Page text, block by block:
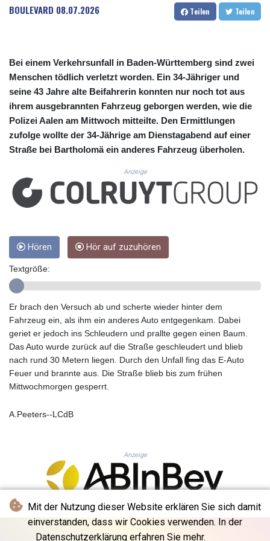
Mit der Nutzung dieser Website erklären Sie sich damit
einverstanden, dass wir Cookies verwenden. In der
Datenschutzerklärung erfahren Sie mehr.
CUC 1.152209
CUP 30.533527
DKK 7.475736
DOP 67.265387
DZD 153.102878
EGP 57.247371
ERN 17.283128
ETB 186.320421
FJD 2.552604
GBP 0.856512
GEL 3.013019
GGP 0.856369
GMD 85.263702
GNF 10137.703095
GYD 241.504196
HNL 30.940078
HRK 7.533599
HTG 150.927975
HUF 365.333043
IDR 20624.533343
ILS 3.472762
ISK 142.468329
JEP 0.856369
JMD 182.981857
JPY 182.455111
KES 149.049537
KGS 100.760472
BOULEVARD 08.07.2026 Teilen Teilen
Bei einem Verkehrsunfall in Baden-Württemberg sind zwei
Menschen tödlich verletzt worden. Ein 34-Jähriger und
seine 43 Jahre alte Beifahrerin konnten nur noch tot aus
ihrem ausgebrannten Fahrzeug geborgen werden, wie die
Polizei Aalen am Mittwoch mitteilte. Den Ermittlungen
zufolge wollte der 34-Jährige am Dienstagabend auf einer
Straße bei Bartholomä ein anderes Fahrzeug überholen.
Anzeige
Hören Hör auf zuzuhören
Textgröße:
Er brach den Versuch ab und scherte wieder hinter dem
Fahrzeug ein, als ihm ein anderes Auto entgegenkam. Dabei
geriet er jedoch ins Schleudern und prallte gegen einen Baum.
Das Auto wurde zurück auf die Straße geschleudert und blieb
nach rund 30 Metern liegen. Durch den Unfall fing das E-Auto
Feuer und brannte aus. Die Straße blieb bis zum frühen
Mittwochmorgen gesperrt.
A.Peeters--LCdB
Anzeige